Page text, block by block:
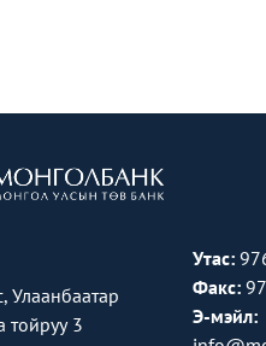
Улаанбаатар
тойруу 3
Утас:
Факс:
Э-мэйл: